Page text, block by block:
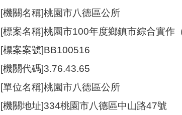
[機關名稱]桃園市八德區公所
[標案名稱]桃園市100年度鄉鎮市綜合實作
[標案案號]BB100516
[機關代碼]3.76.43.65
[單位名稱]桃園市八德區公所
[機關地址]334桃園市八德區中山路47號